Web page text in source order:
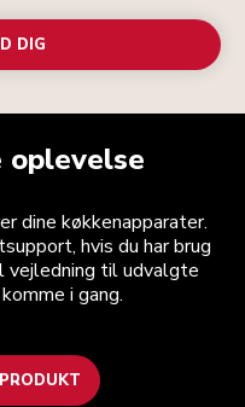
DIG
oplevelse
dine køkkenapparater.
hvis du har brug
vejledning til udvalgte
i gang.